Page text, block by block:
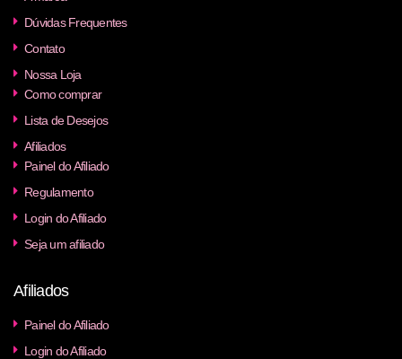
Dúvidas Frequentes
Contato
Nossa Loja
Como comprar
Lista de Desejos
Afiliados
Painel do Afiliado
Regulamento
Login do Afiliado
Seja um afiliado
Afiliados
Painel do Afiliado
Login do Afiliado